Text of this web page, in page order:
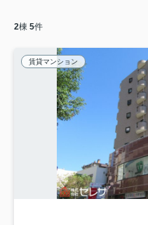
2棟 5件
賃貸マンション